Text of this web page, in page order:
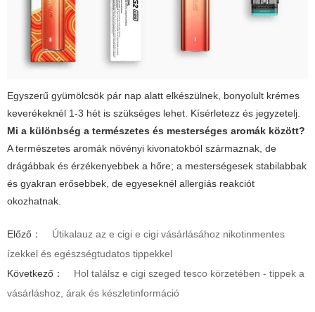
Egyszerű gyümölcsök pár nap alatt elkészülnek, bonyolult krémes
keverékeknél 1-3 hét is szükséges lehet. Kísérletezz és jegyzetelj.
Mi a különbség a természetes és mesterséges aromák között?
A természetes aromák növényi kivonatokból származnak, de
drágábbak és érzékenyebbek a hőre; a mesterségesek stabilabbak
és gyakran erősebbek, de egyeseknél allergiás reakciót
okozhatnak.
Előző：
Útikalauz az e cigi e cigi vásárlásához nikotinmentes
ízekkel és egészségtudatos tippekkel
Következő：
Hol találsz e cigi szeged tesco körzetében - tippek a
vásárláshoz, árak és készletinformáció